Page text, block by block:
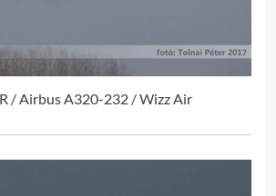
/ Airbus A320-232 / Wizz Air